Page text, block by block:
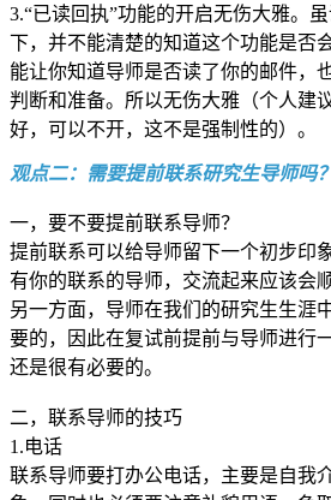
3.“已读回执”功能的开启无伤大雅。
下，并不能清楚的知道这个功能是否
能让你知道导师是否读了你的邮件，
判断和准备。所以无伤大雅（个人建
好，可以不开，这不是强制性的）。
观点二：需要提前联系研究生导师吗
一，要不要提前联系导师？
提前联系可以给导师留下一个初步印
有你的联系的导师，交流起来应该会
另一方面，导师在我们的研究生生涯
要的，因此在复试前提前与导师进行
还是很有必要的。
二，联系导师的技巧
1.电话
联系导师要打办公电话，主要是自我